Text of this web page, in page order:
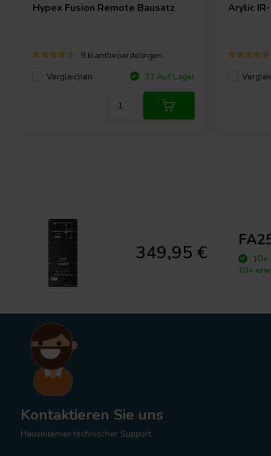
Hypex Fusion Remote Bausatz
9 klantbeoordelingen
Vergleichen
33 Auf Lager
Arylic
349,95 €
10+
10+
Kontaktieren Sie uns
Hausinterner technischer Support